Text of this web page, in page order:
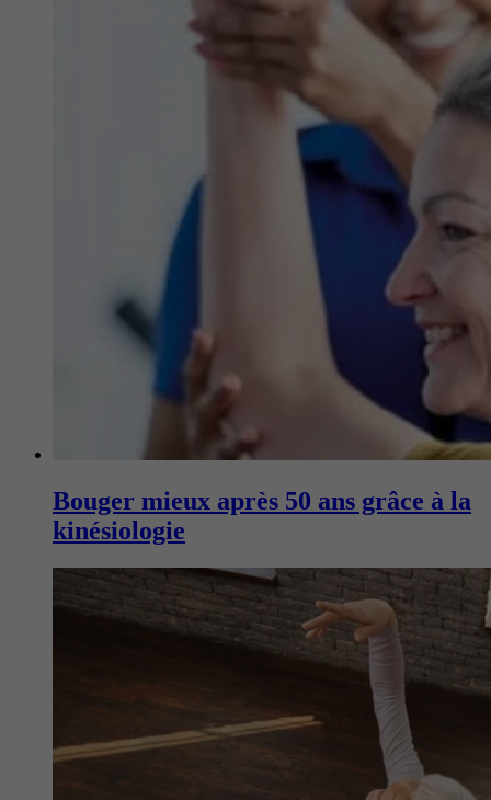
Bouger mieux après 50 ans grâce à la
kinésiologie